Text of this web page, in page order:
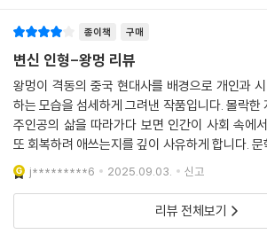
장에서는 해설을 하고, 제18장 첫머리와 속집 제5
서술을 하며 자기 자신을 이인칭으로 부르거나(제
인칭으로 부른다(속집 제5장). 그 외에는 대체로
고 시점 속으로 들어가는데, 시점 역시 단일하지
자오, 니우청, 쟝징이, 쟝징전 등이 번갈아가며 시
직접화법(따옴표를 치기도 하고 치지 않기도 한다
법을 다 사용하며 내적 독백의 비중이 높다. 특히
화법의 애용이다. 자유간접화법은 그 중간 형태로
의 주관성, 사실의 객관성(혹은 그렇다고 믿어지
드러낸다. 시점의 복합과 화법의 복합의 결과 인
종이책 구매
변신 인형-왕멍 리뷰
왕멍이 격동의 중국 현대사를 배경으로 개인과
하는 모습을 섬세하게 그려낸 작품입니다. 몰락한
주인공의 삶을 따라가다 보면 인간이 사회 속에
또 회복하려 애쓰는지를 깊이 사유하게 합니다.
이룬 수작입니다.
j*********6 2025.09.03. 신고
리뷰 전체보기